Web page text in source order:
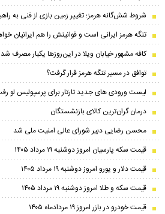
شروط شش‌گانه هرمز؛ تغییر زمین بازی از فنی به
تنگه هرمز ایرانی است و قوانینش را هم ایرانیان
کافه مشهور خیابان ویلا در این‌روزها یکبار مصرف
توافق در مسیر تنگه هرمز قرار گرفت؟
لیست ورودی های جدید تارتار برای پرسپولیس لو
درمان گران‌ترین کالای بازنشستگان
محسن رضایی دبیر شورای عالی امنیت ملی شد
قیمت سکه پارسیان امروز دوشنبه ۱۹ مرداد ۱۴۰۵
قیمت دلار و یورو امروز دوشنبه ۱۹ مرداد ۱۴۰۵
قیمت سکه و طلا امروز دوشنبه ۱۹ مرداد ۱۴۰۵
قیمت خودرو در بازر امروز ۱۹ مردادماه ۱۴۰۵